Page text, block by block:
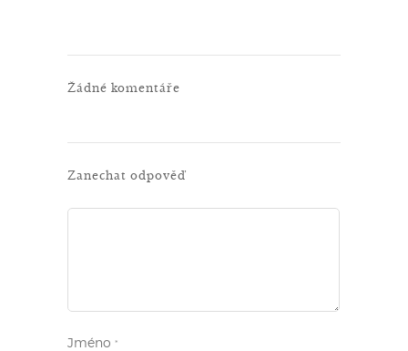
Žádné komentáře
Zanechat odpověď
Jméno *